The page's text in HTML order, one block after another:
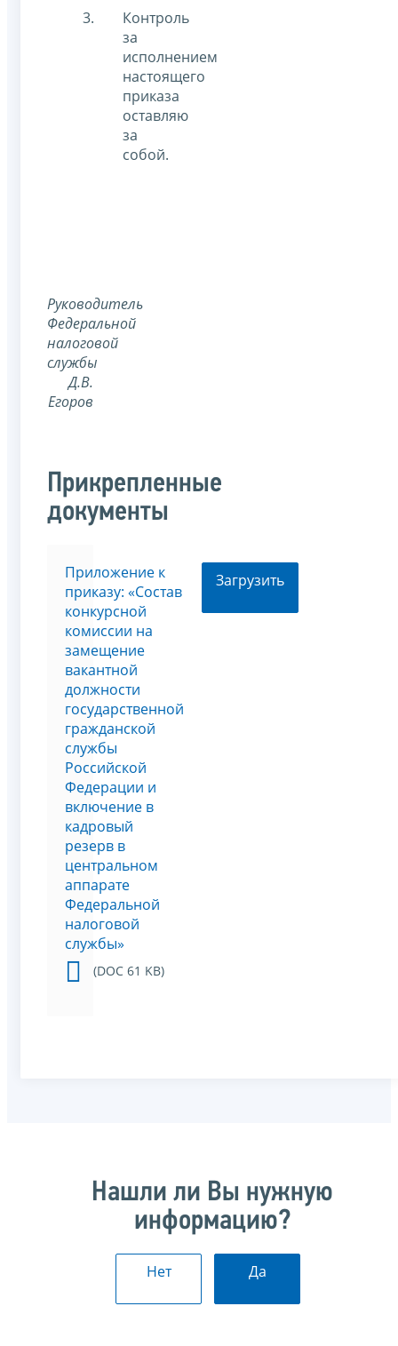
Контроль
за
исполнением
настоящего
приказа
оставляю
за
собой.
Руководитель
Федеральной
налоговой
службы
Д.В.
Егоров
Прикрепленные
документы
Приложение к
приказу: «Состав
конкурсной
комиссии на
замещение
вакантной
должности
государственной
гражданской
службы
Российской
Федерации и
включение в
кадровый
резерв в
центральном
аппарате
Федеральной
налоговой
службы»
(DOC 61 KB)
Загрузить
Нашли ли Вы нужную
информацию?
Нет Да